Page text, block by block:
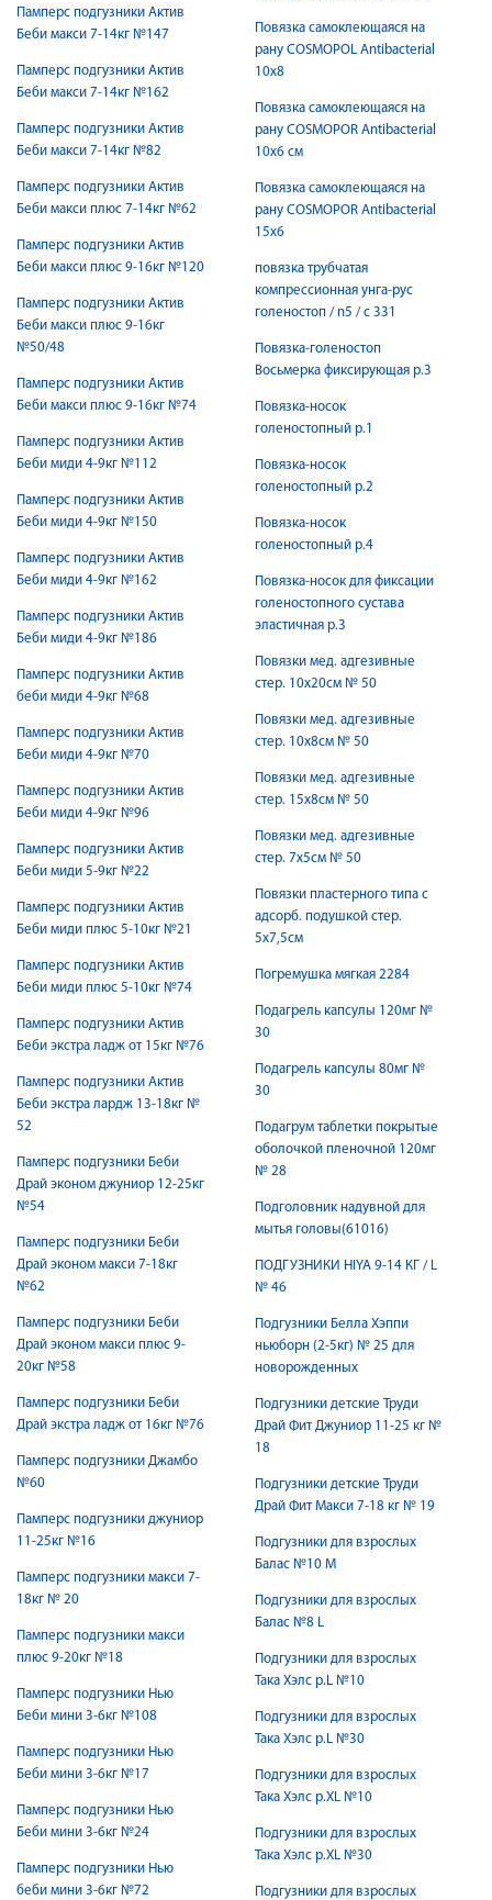
Памперс подгузники Актив
Беби макси 7-14кг №147
Памперс подгузники Актив
Беби макси 7-14кг №162
Памперс подгузники Актив
Беби макси 7-14кг №82
Памперс подгузники Актив
Беби макси плюс 7-14кг №62
Памперс подгузники Актив
Беби макси плюс 9-16кг №120
Памперс подгузники Актив
Беби макси плюс 9-16кг
№50/48
Памперс подгузники Актив
Беби макси плюс 9-16кг №74
Памперс подгузники Актив
Беби миди 4-9кг №112
Памперс подгузники Актив
Беби миди 4-9кг №150
Памперс подгузники Актив
Беби миди 4-9кг №162
Памперс подгузники Актив
Беби миди 4-9кг №186
Памперс подгузники Актив
беби миди 4-9кг №68
Памперс подгузники Актив
Беби миди 4-9кг №70
Памперс подгузники Актив
Беби миди 4-9кг №96
Памперс подгузники Актив
Беби миди 5-9кг №22
Памперс подгузники Актив
Беби миди плюс 5-10кг №21
Памперс подгузники Актив
Беби миди плюс 5-10кг №74
Памперс подгузники Актив
Беби экстра ладж от 15кг №76
Памперс подгузники Актив
Беби экстра лардж 13-18кг №
52
Памперс подгузники Беби
Драй эконом джуниор 12-25кг
№54
Памперс подгузники Беби
Драй эконом макси 7-18кг
№62
Памперс подгузники Беби
Драй эконом макси плюс 9-
20кг №58
Памперс подгузники Беби
Драй экстра ладж от 16кг №76
Памперс подгузники Джамбо
№60
Памперс подгузники джуниор
11-25кг №16
Памперс подгузники макси 7-
18кг № 20
Памперс подгузники макси
плюс 9-20кг №18
Памперс подгузники Нью
Беби мини 3-6кг №108
Памперс подгузники Нью
Беби мини 3-6кг №17
Памперс подгузники Нью
Беби мини 3-6кг №24
Памперс подгузники Нью
беби мини 3-6кг №72
Повязка самоклеющаяся на
рану COSMOPOL Antibacterial
10х8
Повязка самоклеющаяся на
рану COSMOPOR Antibacterial
10х6 см
Повязка самоклеющаяся на
рану COSMOPOR Antibacterial
15х6
повязка трубчатая
компрессионная унга-рус
голеностоп / n5 / с 331
Повязка-голеностоп
Восьмерка фиксирующая р.3
Повязка-носок
голеностопный р.1
Повязка-носок
голеностопный р.2
Повязка-носок
голеностопный р.4
Повязка-носок для фиксации
голеностопного сустава
эластичная р.3
Повязки мед. адгезивные
стер. 10х20см № 50
Повязки мед. адгезивные
стер. 10х8см № 50
Повязки мед. адгезивные
стер. 15х8см № 50
Повязки мед. адгезивные
стер. 7х5см № 50
Повязки пластерного типа с
адсорб. подушкой стер.
5х7,5см
Погремушка мягкая 2284
Подагрель капсулы 120мг №
30
Подагрель капсулы 80мг №
30
Подагрум таблетки покрытые
оболочкой пленочной 120мг
№ 28
Подголовник надувной для
мытья головы(61016)
ПОДГУЗНИКИ HIYA 9-14 КГ / L
№ 46
Подгузники Белла Хэппи
ньюборн (2-5кг) № 25 для
новорожденных
Подгузники детские Труди
Драй Фит Джуниор 11-25 кг №
18
Подгузники детские Труди
Драй Фит Макси 7-18 кг № 19
Подгузники для взрослых
Балас №10 M
Подгузники для взрослых
Балас №8 L
Подгузники для взрослых
Така Хэлс р.L №10
Подгузники для взрослых
Така Хэлс р.L №30
Подгузники для взрослых
Така Хэлс р.XL №10
Подгузники для взрослых
Така Хэлс р.XL №30
Подгузники для взрослых